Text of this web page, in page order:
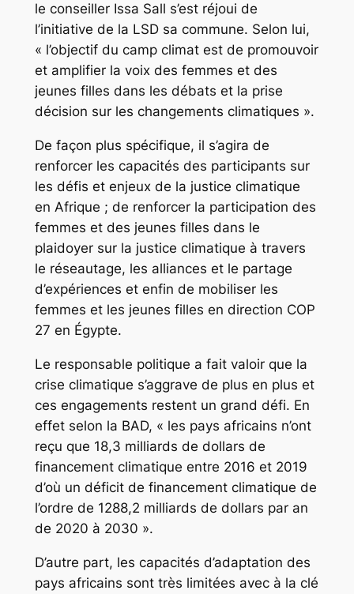
le conseiller Issa Sall s’est réjoui de
l’initiative de la LSD sa commune. Selon lui,
« l’objectif du camp climat est de promouvoir
et amplifier la voix des femmes et des
jeunes filles dans les débats et la prise
décision sur les changements climatiques ».
De façon plus spécifique, il s’agira de
renforcer les capacités des participants sur
les défis et enjeux de la justice climatique
en Afrique ; de renforcer la participation des
femmes et des jeunes filles dans le
plaidoyer sur la justice climatique à travers
le réseautage, les alliances et le partage
d’expériences et enfin de mobiliser les
femmes et les jeunes filles en direction COP
27 en Égypte.
Le responsable politique a fait valoir que la
crise climatique s’aggrave de plus en plus et
ces engagements restent un grand défi. En
effet selon la BAD, « les pays africains n’ont
reçu que 18,3 milliards de dollars de
financement climatique entre 2016 et 2019
d’où un déficit de financement climatique de
l’ordre de 1288,2 milliards de dollars par an
de 2020 à 2030 ».
D’autre part, les capacités d’adaptation des
pays africains sont très limitées avec à la clé